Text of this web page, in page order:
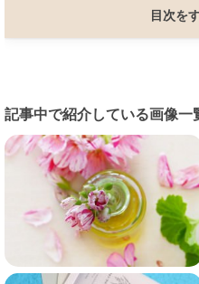
目次を
記事中で紹介している画像一